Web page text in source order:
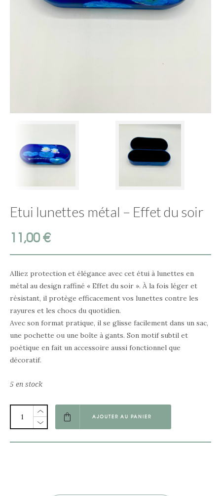
Etui lunettes métal – Effet du soir
11,00€
Alliez protection et élégance avec cet étui à lunettes en
métal au design raffiné « Effet du soir ». À la fois léger et
résistant, il protège efficacement vos lunettes contre les
rayures et les chocs du quotidien.
Avec son format pratique, il se glisse facilement dans un sac,
une pochette ou une boîte à gants. Son motif subtil et
poétique en fait un accessoire aussi fonctionnel que
décoratif.
5 en stock
AJOUTER AU PANIER